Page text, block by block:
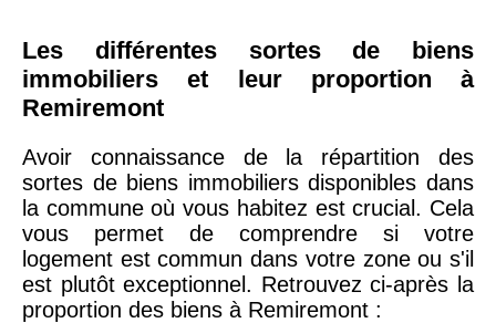
arrondissement
51100 -Reims
75013 -
Paris
13ème
arrondissement
10 073 € 11 085 €
76600 -Le Havre 2 455 € 2 453 €
Les différentes sortes de biens
immobiliers et leur proportion à
Remiremont
Avoir connaissance de la répartition des
sortes de biens immobiliers disponibles dans
la commune où vous habitez est crucial. Cela
vous permet de comprendre si votre
logement est commun dans votre zone ou s'il
est plutôt exceptionnel. Retrouvez ci-après la
proportion des biens à Remiremont :